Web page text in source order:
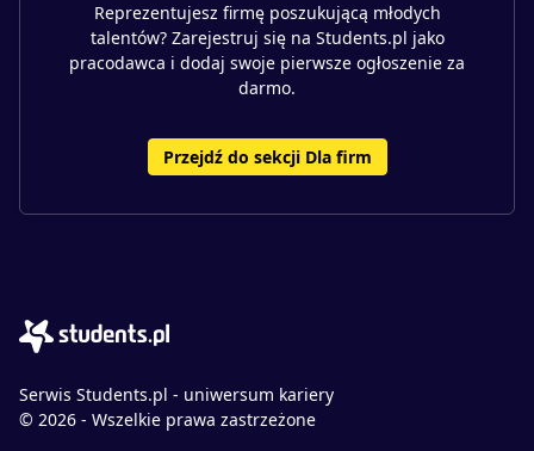
Reprezentujesz firmę poszukującą młodych
talentów? Zarejestruj się na Students.pl jako
pracodawca i dodaj swoje pierwsze ogłoszenie za
darmo.
Przejdź do sekcji Dla firm
Serwis Students.pl - uniwersum kariery
© 2026 - Wszelkie prawa zastrzeżone